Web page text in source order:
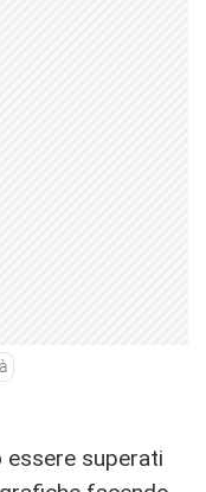
superati